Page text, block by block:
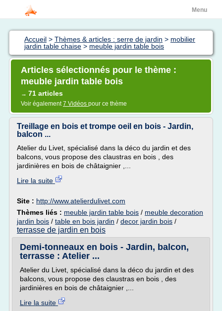
Menu
Accueil > Thèmes & articles : serre de jardin > mobilier
jardin table chaise > meuble jardin table bois
Articles sélectionnés pour le thème :
meuble jardin table bois
→ 71 articles
Voir également7 Vidéos pour ce thème
Treillage en bois et trompe oeil en bois - Jardin,
balcon ...
Atelier du Livet, spécialisé dans la déco du jardin et des
balcons, vous propose des claustras en bois , des
jardinières en bois de châtaignier ,...
Lire la suite
Site : http://www.atelierdulivet.com
Thèmes liés : meuble jardin table bois / meuble decoration
jardin bois / table en bois jardin / decor jardin bois /
terrasse de jardin en bois
Demi-tonneaux en bois - Jardin, balcon,
terrasse : Atelier ...
Atelier du Livet, spécialisé dans la déco du jardin et des
balcons, vous propose des claustras en bois , des
jardinières en bois de châtaignier ,...
Lire la suite